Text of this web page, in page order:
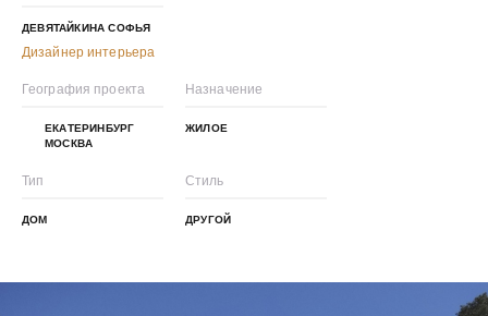
ДЕВЯТАЙКИНА СОФЬЯ
Дизайнер интерьера
География проекта
ЕКАТЕРИНБУРГ
МОСКВА
Назначение
ЖИЛОЕ
Тип
ДОМ
Стиль
ДРУГОЙ